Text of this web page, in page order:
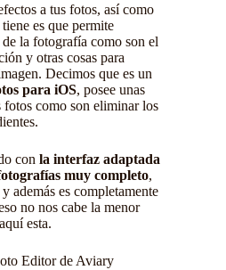
a tus fotos, así como
es que permite
la fotografía como son el
y otras cosas para
Decimos que es un
para iOS, posee unas
como son eliminar los
con la interfaz adaptada
muy completo,
además es completamente
no nos cabe la menor
esta.
Editor de Aviary